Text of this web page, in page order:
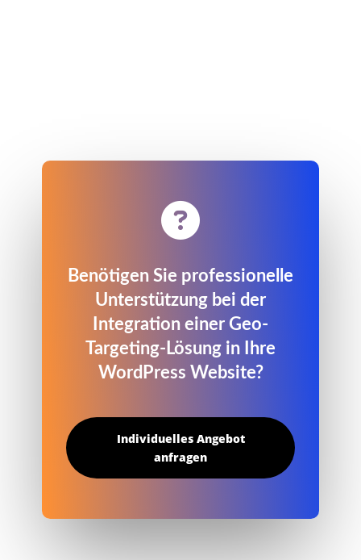

Benötigen Sie professionelle
Unterstützung bei der
Integration einer Geo-
Targeting-Lösung in Ihre
WordPress Website?
Individuelles Angebot
anfragen